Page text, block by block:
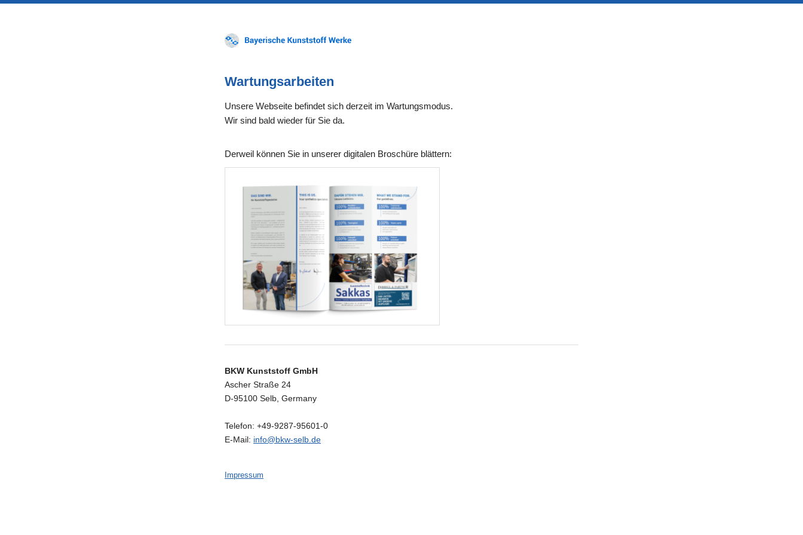
Wartungsarbeiten
Unsere Webseite befindet sich derzeit im Wartungsmodus.
Wir sind bald wieder für Sie da.
Derweil können Sie in unserer digitalen Broschüre blättern:
BKW Kunststoff GmbH
Ascher Straße 24
D-95100 Selb, Germany
Telefon: +49-9287-95601-0
E-Mail: info@bkw-selb.de
Impressum